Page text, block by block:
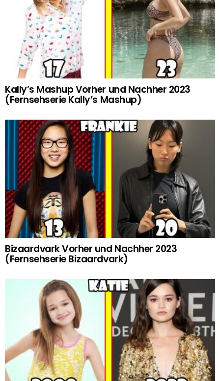
Kally’s Mashup Vorher und Nachher 2023
(Fernsehserie Kally’s Mashup)
Bizaardvark Vorher und Nachher 2023
(Fernsehserie Bizaardvark)